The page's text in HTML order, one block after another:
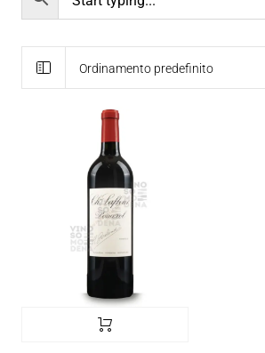
Ordinamento predefinito